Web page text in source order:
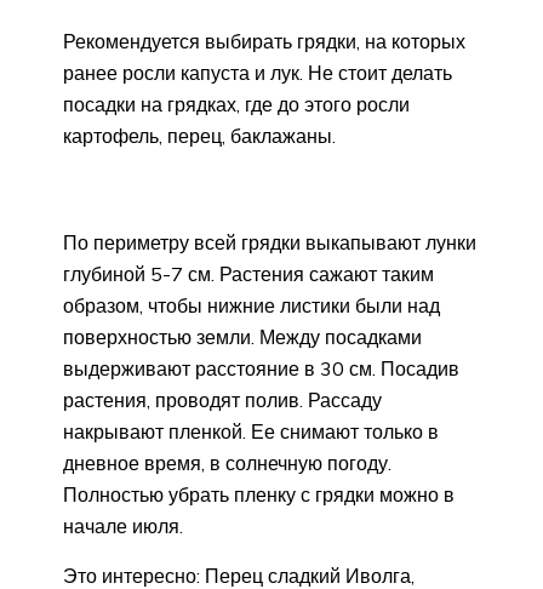
Рекомендуется выбирать грядки, на которых
ранее росли капуста и лук. Не стоит делать
посадки на грядках, где до этого росли
картофель, перец, баклажаны.
По периметру всей грядки выкапывают лунки
глубиной 5-7 см. Растения сажают таким
образом, чтобы нижние листики были над
поверхностью земли. Между посадками
выдерживают расстояние в 30 см. Посадив
растения, проводят полив. Рассаду
накрывают пленкой. Ее снимают только в
дневное время, в солнечную погоду.
Полностью убрать пленку с грядки можно в
начале июля.
Это интересно: Перец сладкий Иволга,